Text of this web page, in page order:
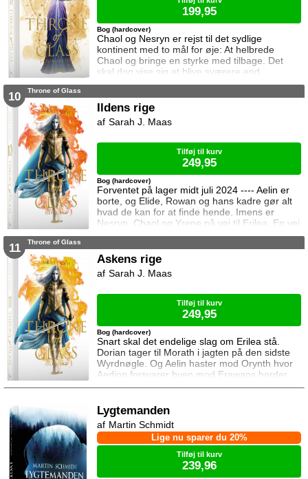
Chaol og Nesryn er rejst til det sydlige
kontinent med to mål for øje: At helbrede
Chaol og bringe en styrke med tilbage. Det
skal dog vise sig at blive sværere end
forventet, for khaganen, det sydlige kontinents
træffe en beslutning her og nu. Da en healer
bliver myrdet under mystiske omstændigheder,
frygter Chaol og Nesryn at Valkerne er fulgt
Bog (hardcover)
199,95
10 Throne of Glass
Ildens rige
Forventet på lager midt juli 2024 ---- Aelin er
borte, og Elide, Rowan og hans kadre gør alt
hvad de kan for at finde hende. Imens er
Nesryn, Chaol og Yrene på vej til Erilea. En vej
der fører dem forbi Chaols barndomshjem
kæmper Aedion mod Erawans fremrykkende
styrker og sin vrede over den aftale Aelin og
Lysandra har indgået. Og Dorian og Manon
Bog (hardcover)
Sarah J. Maas
Tilføj til kurv
249,95
11 Throne of Glass
Askens rige
Snart skal det endelige slag om Erilea stå.
Dorian tager til Morath i jagten på den sidste
Wyrdnøgle. Og Aelin haster mod Orynth hvor
Aedion forsvarer byen mod Erawans horder.
Heldigvis er han ikke alene. Men kan deres
mod Erawans rædsler?
Bog (hardcover)
Sarah J. Maas
Tilføj til kurv
249,95
Lygtemanden
Lige nu sparer du 20%
Martin Schmidt
Tilføj til kurv
239,96